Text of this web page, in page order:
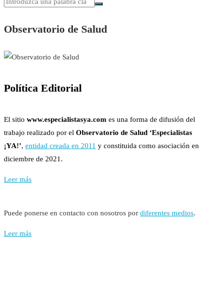
Observatorio de Salud
Política Editorial
El sitio www.especialistasya.com es una forma de difusión del
trabajo realizado por el Observatorio de Salud ‘Especialistas
¡YA!’, entidad creada en 2011 y constituida como asociación en
diciembre de 2021.
Leer más
Puede ponerse en contacto con nosotros por diferentes medios.
Leer más